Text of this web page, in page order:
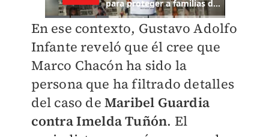
En ese contexto, Gustavo Adolfo
Infante reveló que él cree que
Marco Chacón ha sido la
persona que ha filtrado detalles
del caso de Maribel Guardia
contra Imelda Tuñón. El